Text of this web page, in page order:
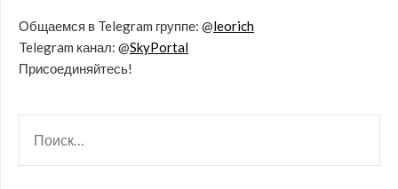
Общаемся в Telegram группе: @leorich
Telegram канал: @SkyPortal
Присоединяйтесь!